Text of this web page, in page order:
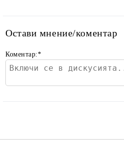
Остави мнение/коментар
Коментар:*